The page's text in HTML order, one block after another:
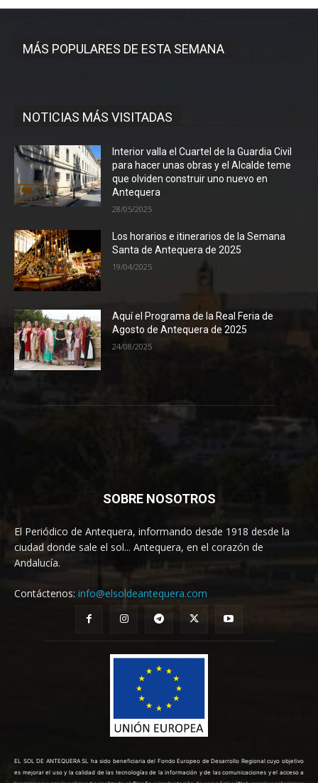
MÁS POPULARES DE ESTA SEMANA
NOTICIAS MÁS VISITADAS
Interior valla el Cuartel de la Guardia Civil
para hacer unas obras y el Alcalde teme
que olviden construir uno nuevo en
Antequera
28/05/2025
Los horarios e itinerarios de la Semana
Santa de Antequera de 2025
19/04/2025
Aquí el Programa de la Real Feria de
Agosto de Antequera de 2025
24/08/2025
SOBRE NOSOTROS
El Periódico de Antequera, informando desde 1918 desde la
ciudad donde sale el sol... Antequera, en el corazón de
Andalucía.
Contáctenos: info@elsoldeantequera.com
EL SOL DE ANTEQUERA SL ha sido beneficiaria del Fondo Europeo de Desarrollo Regional cuyo objetivo
es mejorar el uso y la calidad de las tecnologías de la información y de las comunicaciones y el acceso a